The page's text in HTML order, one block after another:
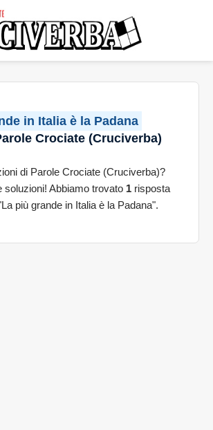
in Italia è la Padana
Crociate (Cruciverba)
di Parole Crociate (Cruciverba)?
soluzioni! Abbiamo trovato 1 risposta
più grande in Italia è la Padana".